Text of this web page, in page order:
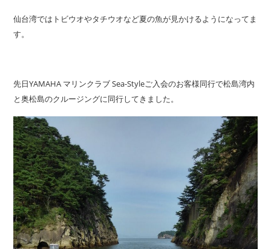
仙台湾ではトビウオやタチウオなど夏の魚が見かけるようになってま
す。
先日YAMAHA マリンクラブ Sea-Styleご入会のお客様同行で松島湾内
と奥松島のクルージングに同行してきました。